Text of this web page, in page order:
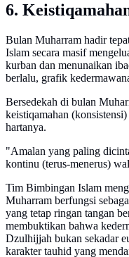
6.
Bulan Muharram hadir
Islam secara masif
kurban dan menunaikan
berlalu, grafik
Bersedekah di bulan
keistiqamahan
hartanya.
"Amalan yang paling
kontinu (terus-menerus)
Tim Bimbingan Islam
Muharram berfungsi
yang tetap ringan tangan
membuktikan bahwa
Dzulhijjah bukan sekadar
karakter tauhid yang